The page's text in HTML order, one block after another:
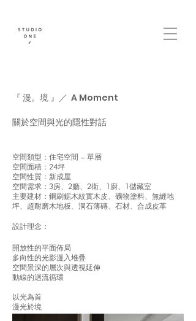
『 漫。境 』／ A Moment
關於空間與光的隱性對話
空間類型：住宅空間 – 單層
空間面積：24坪
空間性質：新成屋
空間需求：3房、2廳、2衛、1廚、1儲藏室
主要建材：鋼刷鋸木紋實木皮、礦物塗料、無縫地
坪、超耐磨木地板、洞石薄磚、石材、合成皮革
​設計理念：
開放性的平面佈局
多向性的光影漫入堆疊
空間景深的層次與透視延伸
動線的迴流循環
以光為首
漫光於境